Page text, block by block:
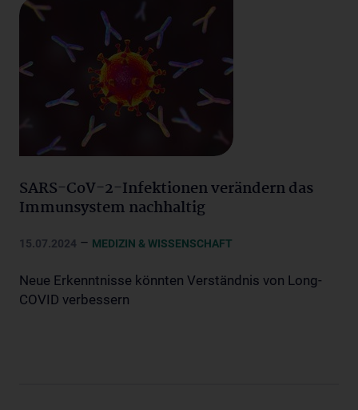
SARS-CoV-2-Infektionen verändern das
Immunsystem nachhaltig
15.07.2024 – MEDIZIN & WISSENSCHAFT
Neue Erkenntnisse könnten Verständnis von Long-
COVID verbessern